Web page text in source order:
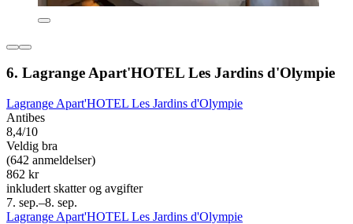
6. Lagrange Apart'HOTEL Les Jardins d'Olympie
Lagrange Apart'HOTEL Les Jardins d'Olympie
Antibes
8,4/10
Veldig bra
(642 anmeldelser)
862 kr
inkludert skatter og avgifter
7. sep.–8. sep.
Lagrange Apart'HOTEL Les Jardins d'Olympie